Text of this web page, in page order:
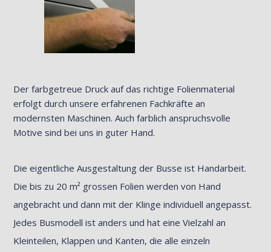
Der farbgetreue Druck auf das richtige Folienmaterial
erfolgt durch unsere erfahrenen Fachkräfte an
modernsten Maschinen. Auch farblich anspruchsvolle
Motive sind bei uns in guter Hand.
Die eigentliche Ausgestaltung der Busse ist Handarbeit.
Die bis zu 20 m² grossen Folien werden von Hand
angebracht und dann mit der Klinge individuell angepasst.
Jedes Busmodell ist anders und hat eine Vielzahl an
Kleinteilen, Klappen und Kanten, die alle einzeln